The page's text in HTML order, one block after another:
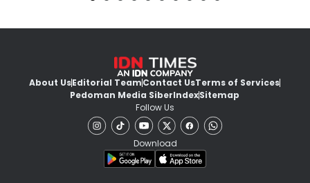
About UsEditorial TeamContact UsTerms of Services
Pedoman Media SiberIndexSitemap
Follow Us
Download